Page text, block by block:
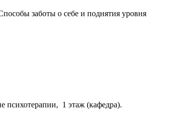
заботы о себе и поднятия уровня
психотерапии, 1 этаж (кафедра).